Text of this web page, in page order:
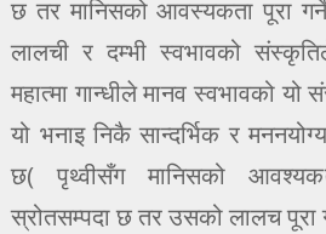
छ तर मानिसको आवस्यकता पूरा
लालची र दम्भी स्वभावको
महात्मा गान्धीले मानव स्वभावको
यो भनाइ निकै सान्दर्भिक र
छ( पृथ्वीसँग मानिसको
स्रोतसम्पदा छ तर उसको लालच पूरा